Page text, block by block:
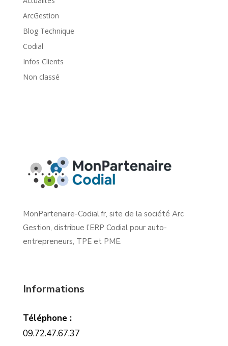
ArcGestion
Blog Technique
Codial
Infos Clients
Non classé
MonPartenaire-Codial.fr, site de la société Arc
Gestion, distribue l’ERP Codial pour auto-
entrepreneurs, TPE et PME.
Informations
Téléphone :
09.72.47.67.37